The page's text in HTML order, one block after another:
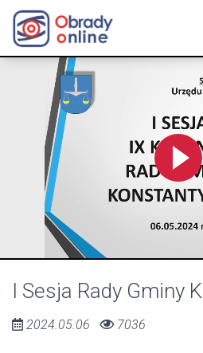
I Sesja Rady Gminy
2024.05.06 7036